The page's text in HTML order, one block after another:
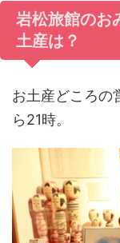
岩松旅館のお
土産は？
お土産どころの
ら21時。